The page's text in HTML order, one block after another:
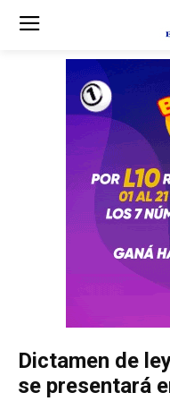
Partidos Políticos
Partido Liberal
Unificación
Anticorrupción
Partidos Políticos
Partido Liberal
Unificación
Anticorrupción
Dictamen de
se presentará